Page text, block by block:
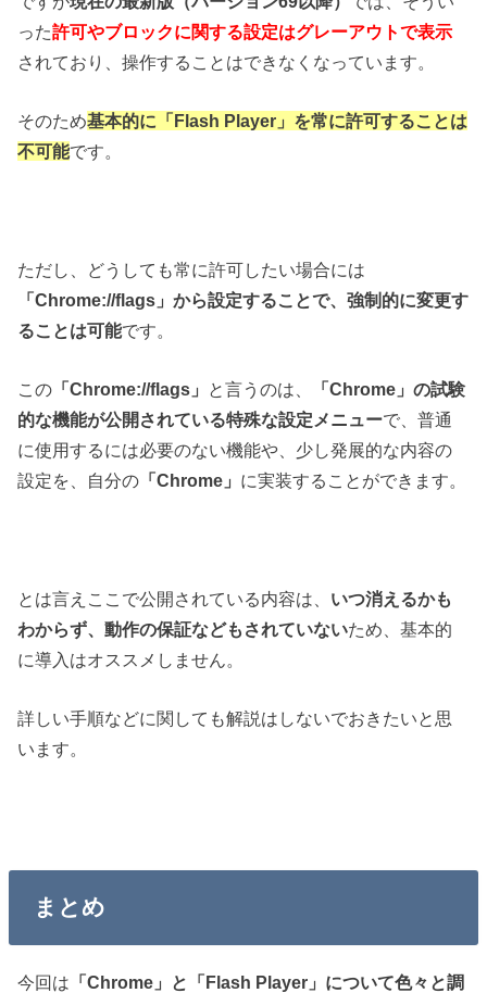
った許可やブロックに関する設定はグレーアウトで表示
されており、操作することはできなくなっています。
そのため基本的に「Flash Player」を常に許可することは
不可能です。
ただし、どうしても常に許可したい場合には
「Chrome://flags」から設定することで、強制的に変更す
ることは可能です。
この 「Chrome://flags」 と言うのは、
「Chrome」の試験
的な機能が公開されている特殊な設定メニューで、普通
に使用するには必要のない機能や、少し発展的な内容の
設定を、自分の 「Chrome」 に実装することができます。
とは言えここで公開されている内容は、 いつ消えるかも
わからず、動作の保証などもされていないため、基本的
に導入はオススメしません。
詳しい手順などに関しても解説はしないでおきたいと思
います。
まとめ
今回は 「Chrome」と「Flash Player」について色々と調